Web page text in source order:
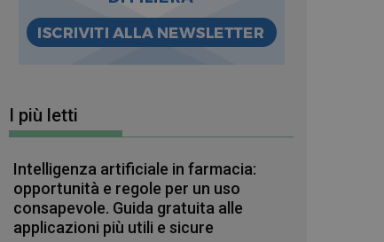
I più letti
Intelligenza artificiale in farmacia:
opportunità e regole per un uso
consapevole. Guida gratuita alle
applicazioni più utili e sicure